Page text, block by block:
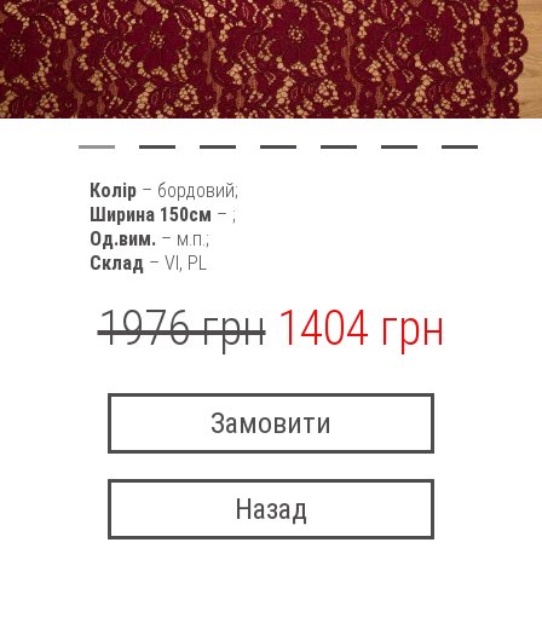
Колір – бордовий;
Ширина 150см – ;
Од.вим. – м.п.;
Склад – VI, PL
1976 грн 1404 грн
Замовити
Назад